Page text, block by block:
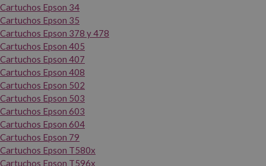
Cartuchos Epson 34
Cartuchos Epson 35
Cartuchos Epson 378 y 478
Cartuchos Epson 405
Cartuchos Epson 407
Cartuchos Epson 408
Cartuchos Epson 502
Cartuchos Epson 503
Cartuchos Epson 603
Cartuchos Epson 604
Cartuchos Epson 79
Cartuchos Epson T580x
Cartuchos Epson T596x